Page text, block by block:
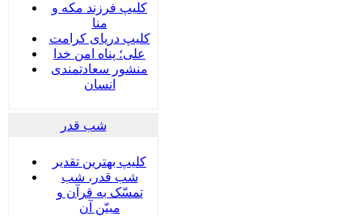
کلیپ فرزند مکه و
منا
کلیپ دریای کرامت
علی؛ پناه امن خدا
منشور سعادتمندی
انسان
شب قدر
کلیپ بهترین تقدیر
شب قدر، شب
تمسّک به قرآن و
مبیّن آن